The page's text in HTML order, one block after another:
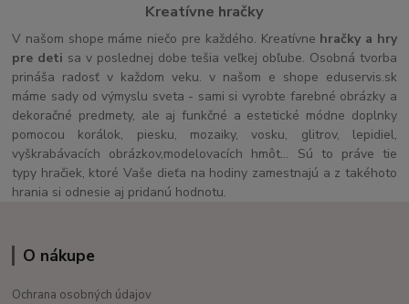
Kreatívne hračky
V našom shope máme niečo pre každého. Kreatívne hračky a hry
pre deti sa v poslednej dobe tešia veľkej obľube. Osobná tvorba
prináša radosť v každom veku. v našom e shope eduservis.sk
máme sady od výmyslu sveta - sami si vyrobte farebné obrázky a
dekoračné predmety, ale aj funkčné a estetické módne doplnky
pomocou korálok, piesku, mozaiky, vosku, glitrov, lepidiel,
vyškrabávacích obrázkov,modelovacích hmôt... Sú to práve tie
typy hračiek, ktoré Vaše dieťa na hodiny zamestnajú a z takéhoto
hrania si odnesie aj pridanú hodnotu.
O nákupe
Ochrana osobných údajov